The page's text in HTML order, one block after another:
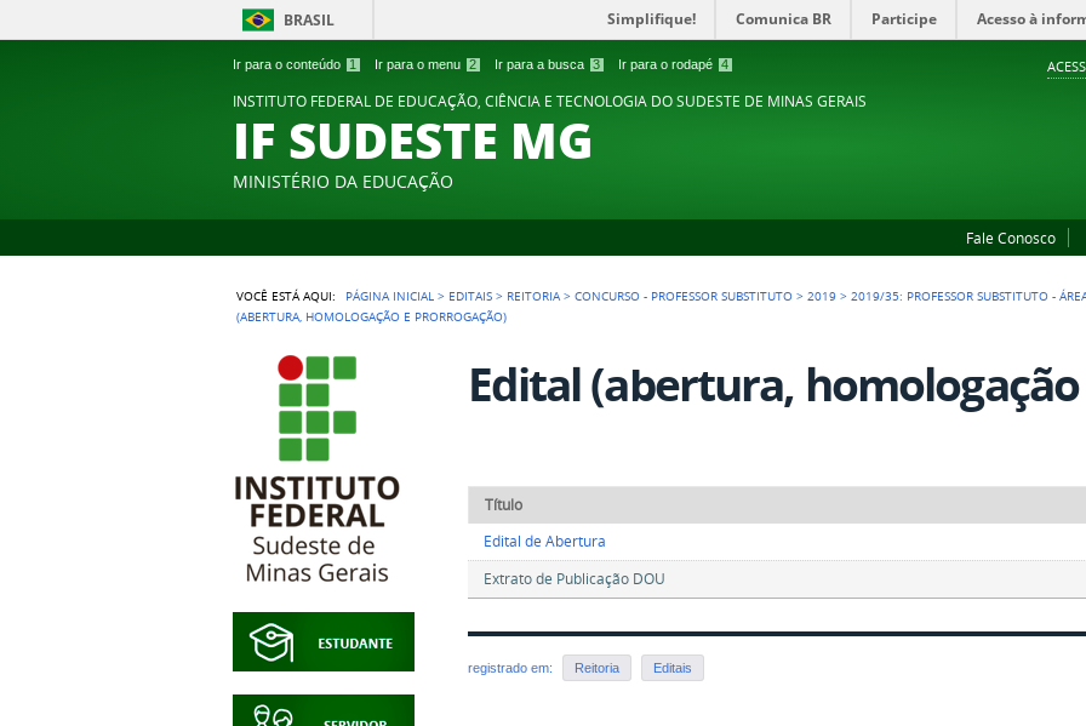
Ir para o conteúdo 1 Ir para o menu 2 Ir para a busca 3 Ir para o rodapé 4
BRASIL Simplifique! Comunica BR Participe Acesso à
INSTITUTO FEDERAL DE EDUCAÇÃO, CIÊNCIA E TECNOLOGIA DO SUDESTE DE MINAS GERAIS
IF SUDESTE MG
MINISTÉRIO DA EDUCAÇÃO
Fale Conosco
VOCÊ ESTÁ AQUI: PÁGINA INICIAL > EDITAIS > REITORIA >CONCURSO - PROFESSOR SUBSTITUTO >2019 >2019/35: PROFESSOR SUBSTITUTO -
(ABERTURA, HOMOLOGAÇÃO E PRORROGAÇÃO)
Edital (abertura,
Título
Edital de Abertura
Extrato de Publicação DOU
registrado em: Reitoria Editais